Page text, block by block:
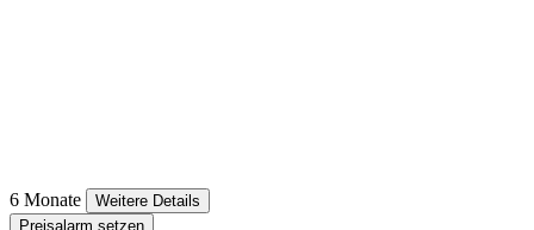
6 Monate
Weitere Details
Preisalarm setzen